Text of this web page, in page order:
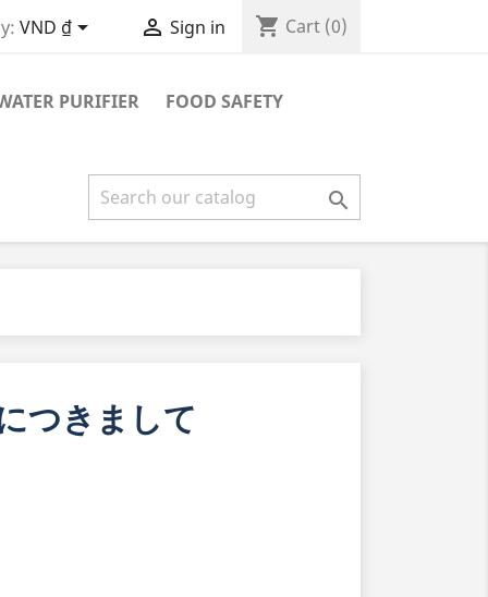
VND ₫  Sign in shopping_cart Cart (0)
PURIFIER FOOD SAFETY

つきまして